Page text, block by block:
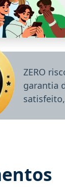
ZERO
garantia